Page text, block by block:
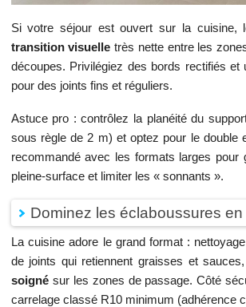
Si votre séjour est ouvert sur la cuisine,
transition visuelle très nette entre les
découpes. Privilégiez des bords rectifiés et
pour des joints fins et réguliers.
Astuce pro : contrôlez la planéité du
sous règle de 2 m) et optez pour le double
recommandé avec les formats larges pour
pleine-surface et limiter les « sonnants ».
Dominez les éclaboussures
La cuisine adore le grand format :
de joints qui retiennent graisses et
soignésur les zones de passage. Côté
carrelage classé R10 minimum (adhérence